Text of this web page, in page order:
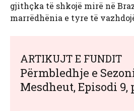
gjithçka të shkojë mirë në
marrëdhënia e tyre të
ARTIKUJT E FUNDIT
Përmbledhje e
Mesdheut, Episodi 9,